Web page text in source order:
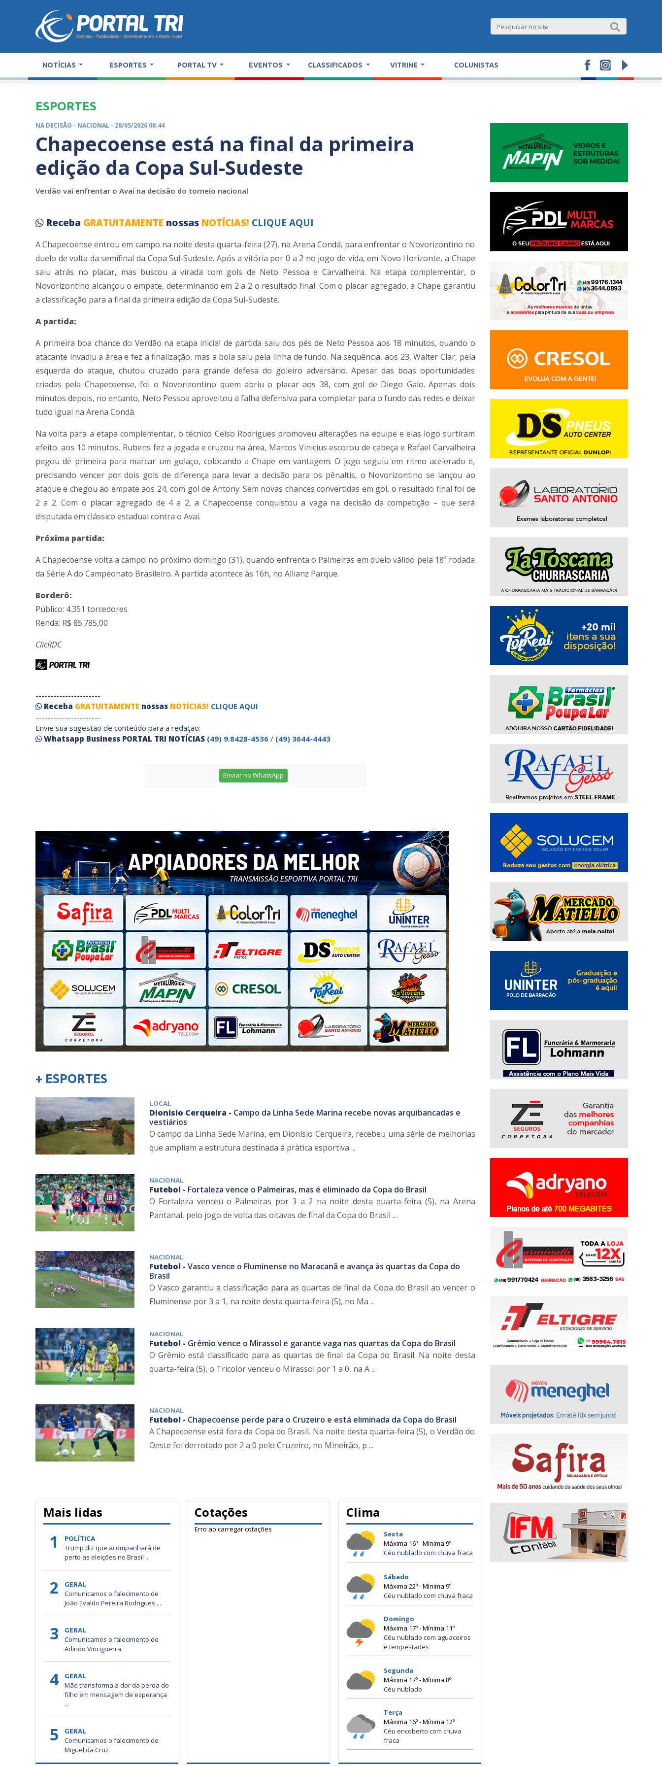
NOTÍCIAS ESPORTES PORTAL TV EVENTOS CLASSIFICADOS VITRINE COLUNISTAS
ESPORTES
NA DECISÃO - NACIONAL - 28/05/2026 08:44
Chapecoense está na final da primeira
edição da Copa Sul-Sudeste
Verdão vai enfrentar o Avaí na decisão do torneio nacional
Receba GRATUITAMENTE nossas NOTÍCIAS! CLIQUE AQUI
A Chapecoense entrou em campo na noite desta quarta-feira (27), na Arena Condá, para enfrentar o Novorizontino no
duelo de volta da semifinal da Copa Sul-Sudeste. Após a vitória por 0 a 2 no jogo de vida, em Novo Horizonte, a Chape
saiu atrás no placar, mas buscou a virada com gols de Neto Pessoa e Carvalheira. Na etapa complementar, o
Novorizontino alcançou o empate, determinando em 2 a 2 o resultado final. Com o placar agregado, a Chape garantiu
a classificação para a final da primeira edição da Copa Sul-Sudeste.
A partida:
A primeira boa chance do Verdão na etapa inicial de partida saiu dos pés de Neto Pessoa aos 18 minutos, quando o
atacante invadiu a área e fez a finalização, mas a bola saiu pela linha de fundo. Na sequência, aos 23, Walter Clar, pela
esquerda do ataque, chutou cruzado para grande defesa do goleiro adversário. Apesar das boas oportunidades
criadas pela Chapecoense, foi o Novorizontino quem abriu o placar aos 38, com gol de Diego Galo. Apenas dois
minutos depois, no entanto, Neto Pessoa aproveitou a falha defensiva para completar para o fundo das redes e deixar
tudo igual na Arena Condá.
Na volta para a etapa complementar, o técnico Celso Rodrigues promoveu alterações na equipe e elas logo surtiram
efeito: aos 10 minutos, Rubens fez a jogada e cruzou na área, Marcos Vinicius escorou de cabeça e Rafael Carvalheira
pegou de primeira para marcar um golaço, colocando a Chape em vantagem. O jogo seguiu em ritmo acelerado e,
precisando vencer por dois gols de diferença para levar a decisão para os pênaltis, o Novorizontino se lançou ao
ataque e chegou ao empate aos 24, com gol de Antony. Sem novas chances convertidas em gol, o resultado final foi de
2 a 2. Com o placar agregado de 4 a 2, a Chapecoense conquistou a vaga na decisão da competição – que será
disputada em clássico estadual contra o Avaí.
Próxima partida:
A Chapecoense volta a campo no próximo domingo (31), quando enfrenta o Palmeiras em duelo válido pela 18ª rodada
da Série A do Campeonato Brasileiro. A partida acontece às 16h, no Allianz Parque.
Borderô:
Público: 4.351 torcedores
Renda: R$ 85.785,00
ClicRDC
----------------------
Receba GRATUITAMENTE nossas NOTÍCIAS! CLIQUE AQUI
----------------------
Envie sua sugestão de conteúdo para a redação:
Whatsapp Business PORTAL TRI NOTÍCIAS (49) 9.8428-4536 / (49) 3644-4443
Enviar no WhatsApp
+ ESPORTES
LOCAL
Dionísio Cerqueira - Campo da Linha Sede Marina recebe novas arquibancadas e
vestiários
O campo da Linha Sede Marina, em Dionísio Cerqueira, recebeu uma série de melhorias
que ampliam a estrutura destinada à prática esportiva ...
NACIONAL
Futebol - Fortaleza vence o Palmeiras, mas é eliminado da Copa do Brasil
O Fortaleza venceu o Palmeiras por 3 a 2 na noite desta quarta-feira (5), na Arena
Pantanal, pelo jogo de volta das oitavas de final da Copa do Brasil ...
NACIONAL
Futebol - Vasco vence o Fluminense no Maracanã e avança às quartas da Copa do
Brasil
O Vasco garantiu a classificação para as quartas de final da Copa do Brasil ao vencer o
Fluminense por 3 a 1, na noite desta quarta-feira (5), no Ma ...
NACIONAL
Futebol - Grêmio vence o Mirassol e garante vaga nas quartas da Copa do Brasil
O Grêmio está classificado para as quartas de final da Copa do Brasil. Na noite desta
quarta-feira (5), o Tricolor venceu o Mirassol por 1 a 0, na A ...
NACIONAL
Futebol - Chapecoense perde para o Cruzeiro e está eliminada da Copa do Brasil
A Chapecoense está fora da Copa do Brasil. Na noite desta quarta-feira (5), o Verdão do
Oeste foi derrotado por 2 a 0 pelo Cruzeiro, no Mineirão, p ...
Mais lidas
1 POLÍTICA
Trump diz que acompanhará de
perto as eleições no Brasil ...
2 GERAL
Comunicamos o falecimento de
João Evaldo Pereira Rodrigues ...
3 GERAL
Comunicamos o falecimento de
Arlindo Vinciguerra
4 GERAL
Mãe transforma a dor da perda do
filho em mensagem de esperança
...
5 GERAL
Comunicamos o falecimento de
Miguel da Cruz
Cotações
Erro ao carregar cotações
Clima
Sexta
Máxima 16º - Mínima 9º
Céu nublado com chuva fraca
Sábado
Máxima 22º - Mínima 9º
Céu nublado com chuva fraca
Domingo
Máxima 17º - Mínima 11º
Céu nublado com aguaceiros
e tempestades
Segunda
Máxima 17º - Mínima 8º
Céu nublado
Terça
Máxima 16º - Mínima 12º
Céu encoberto com chuva
fraca